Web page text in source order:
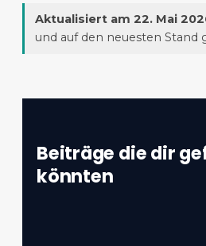
Aktualisiert am 22. Mai
und auf den neuesten Stand
Beiträge die dir
könnten